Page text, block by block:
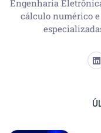
Engenharia
cálculo numérico e